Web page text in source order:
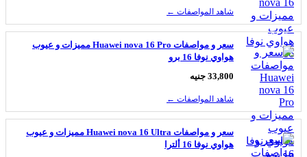
شاهد المواصفات ←
سعر و مواصفات Huawei nova 16 Pro مميزات و عيوب
هواوي نوفا 16 برو
33,800 جنيه
شاهد المواصفات ←
سعر و مواصفات Huawei nova 16 Ultra مميزات و عيوب
هواوي نوفا 16 ألترا